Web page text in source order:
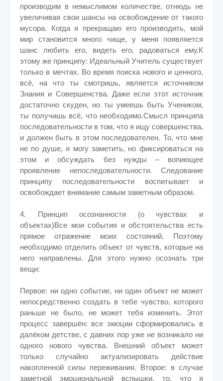
производим в немыслимом количестве, отнюдь не
увеличивая свои шансы на освобождение от такого
мусора. Когда я прекращаю его производить, мой
мир становится много чище, у меня появляется
шанс любить его, видеть его, радоваться ему.К
этому же принципу: Идеальный Учитель существует
только в мечтах. Во время поиска нового и ценного,
всё, на что ты смотришь, является источником
Знания и Совершенства. Даже если этот источник
достаточно скуден, но ты умеешь быть Учеником,
ты получишь всё, что необходимо.Смысл принципа
последовательности в том, что я ищу совершенства,
и должен быть в этом последователен. То, что мне
не по душе, я могу заметить, но фиксироваться на
этом и обсуждать без нужды – вопиющее
проявление непоследовательности. Следование
принципу последовательности воспитывает и
освобождает внимание самым заметным образом.
4. Принцип осознанности (о чувствах и
объектах)Все мои события и обстоятельства есть
прямое отражение моих состояний. Поэтому
необходимо отделить объект от чувств, которые на
него направлены. Для этого нужно осознать три
вещи:
Первое: ни одно событие, ни один объект не может
непосредственно создать в тебе чувство, которого
раньше не было, не может тебя изменить. Этот
процесс завершён: все эмоции сформировались в
далёком детстве, с давних пор уже не возникало ни
одного нового чувства. Внешний объект может
только случайно актуализировать действие
накопленной силы переживания. Второе: в случае
заметной эмоциональной вспышки, то, что я